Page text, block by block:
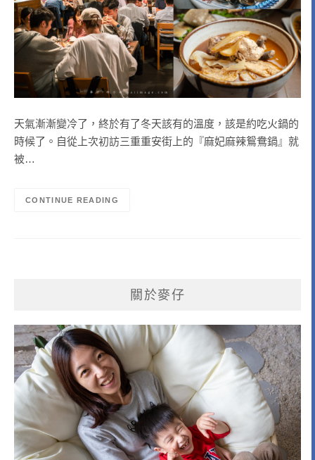
天氣漸漸變冷了，終於有了冬天該有的溫度，該是約吃火鍋的
時候了。自從上次初訪三重重安街上的『麻妃麻辣鴛鴦鍋』就
被…
CONTINUE READING
關於麥仔